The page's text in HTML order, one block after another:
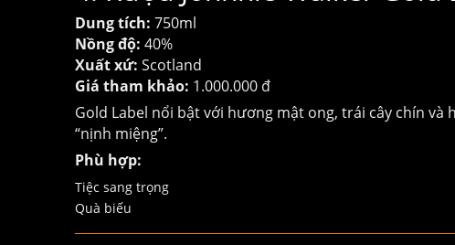
Dung tích: 750ml
Nồng độ: 40%
Xuất xứ: Scotland
Giá tham khảo: 1.000.000 đ
Gold Label nổi bật với hương mật ong, trái cây chín
“nịnh miệng”.
Phù hợp:
Tiệc sang trọng
Quà biếu